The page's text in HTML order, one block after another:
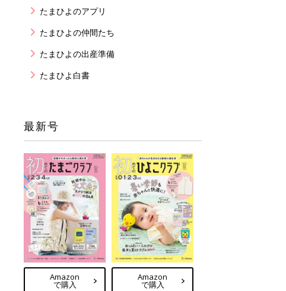
たまひよのアプリ
たまひよの仲間たち
たまひよの出産準備
たまひよ白書
最新号
Amazon
で購入
Amazon
で購入